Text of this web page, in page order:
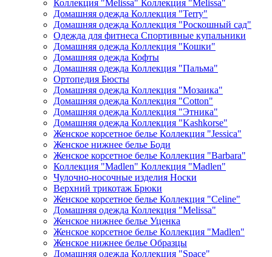
Коллекция "Melissa" Коллекция "Melissa"
Домашняя одежда Коллекция "Terry"
Домашняя одежда Коллекция "Роскошный сад"
Одежда для фитнеса Спортивные купальники
Домашняя одежда Коллекция "Кошки"
Домашняя одежда Кофты
Домашняя одежда Коллекция "Пальма"
Ортопедия Бюсты
Домашняя одежда Коллекция "Мозаика"
Домашняя одежда Коллекция "Cotton"
Домашняя одежда Коллекция "Этника"
Домашняя одежда Коллекция "Kashkorse"
Женское корсетное белье Коллекция "Jessica"
Женское нижнее белье Боди
Женское корсетное белье Коллекция "Barbara"
Коллекция "Madlen" Коллекция "Madlen"
Чулочно-носочные изделия Носки
Верхний трикотаж Брюки
Женское корсетное белье Коллекция "Celine"
Домашняя одежда Коллекция "Melissa"
Женское нижнее белье Уценка
Женское корсетное белье Коллекция "Madlen"
Женское нижнее белье Образцы
Домашняя одежда Коллекция "Space"